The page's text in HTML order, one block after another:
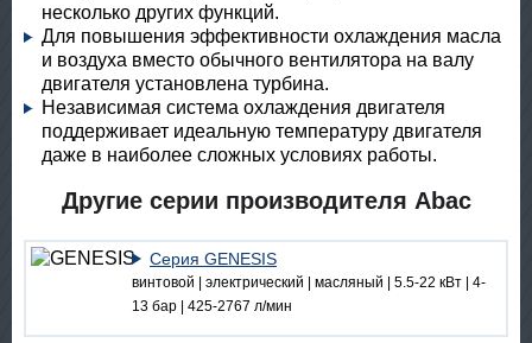
несколько других функций.
Для повышения эффективности охлаждения масла
и воздуха вместо обычного вентилятора на валу
двигателя установлена турбина.
Независимая система охлаждения двигателя
поддерживает идеальную температуру двигателя
даже в наиболее сложных условиях работы.
Другие серии производителя Abac
Серия GENESIS
винтовой | электрический | масляный | 5.5-22 кВт | 4-
13 бар | 425-2767 л/мин